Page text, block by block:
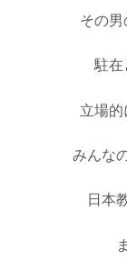
その男
駐在
立場的
みんな
日本